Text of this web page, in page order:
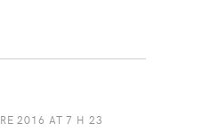
2016 AT 7 H 23